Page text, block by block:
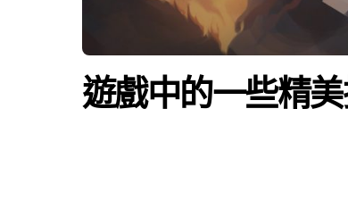
遊戲中的一些精